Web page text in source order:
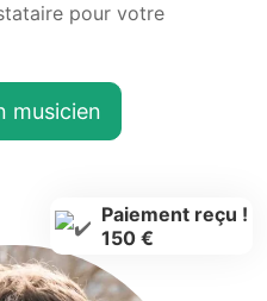
pour votre
musicien
Paiement reçu !
150 €